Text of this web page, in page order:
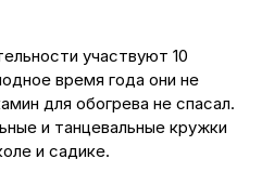
участвуют 10
время года они не
для обогрева не спасал.
и танцевальные кружки
и садике.